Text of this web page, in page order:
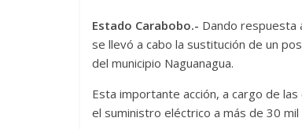
Estado Carabobo.- Dando respuesta
se llevó a cabo la sustitución de un
del municipio Naguanagua.
Esta importante acción, a cargo de las
el suministro eléctrico a más de 30